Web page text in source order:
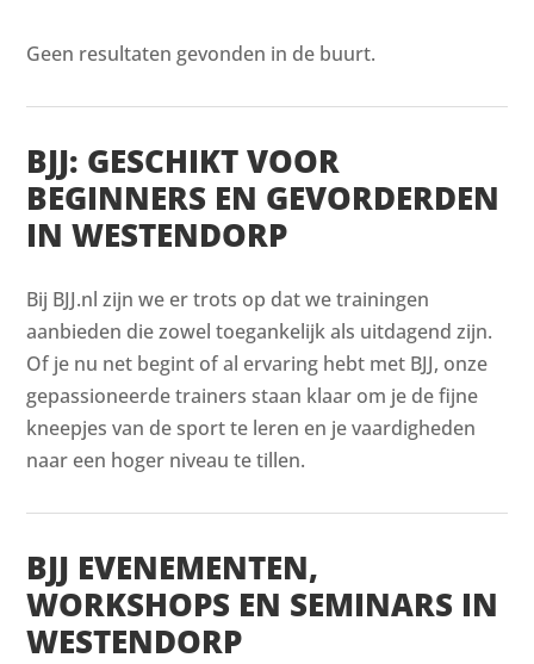
Geen resultaten gevonden in de buurt.
BJJ: GESCHIKT VOOR
BEGINNERS EN GEVORDERDEN
IN WESTENDORP
Bij BJJ.nl zijn we er trots op dat we trainingen
aanbieden die zowel toegankelijk als uitdagend zijn.
Of je nu net begint of al ervaring hebt met BJJ, onze
gepassioneerde trainers staan klaar om je de fijne
kneepjes van de sport te leren en je vaardigheden
naar een hoger niveau te tillen.
BJJ EVENEMENTEN,
WORKSHOPS EN SEMINARS IN
WESTENDORP